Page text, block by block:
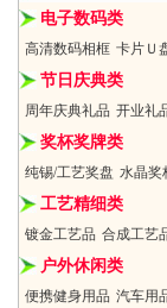
电子数码类
高清数码相框 卡片Ｕ
节日庆典类
周年庆典礼品 开业礼
奖杯奖牌类
纯锡/工艺奖盘 水晶奖
工艺精细类
镀金工艺品 合成工艺
户外休闲类
便携健身用品 汽车用